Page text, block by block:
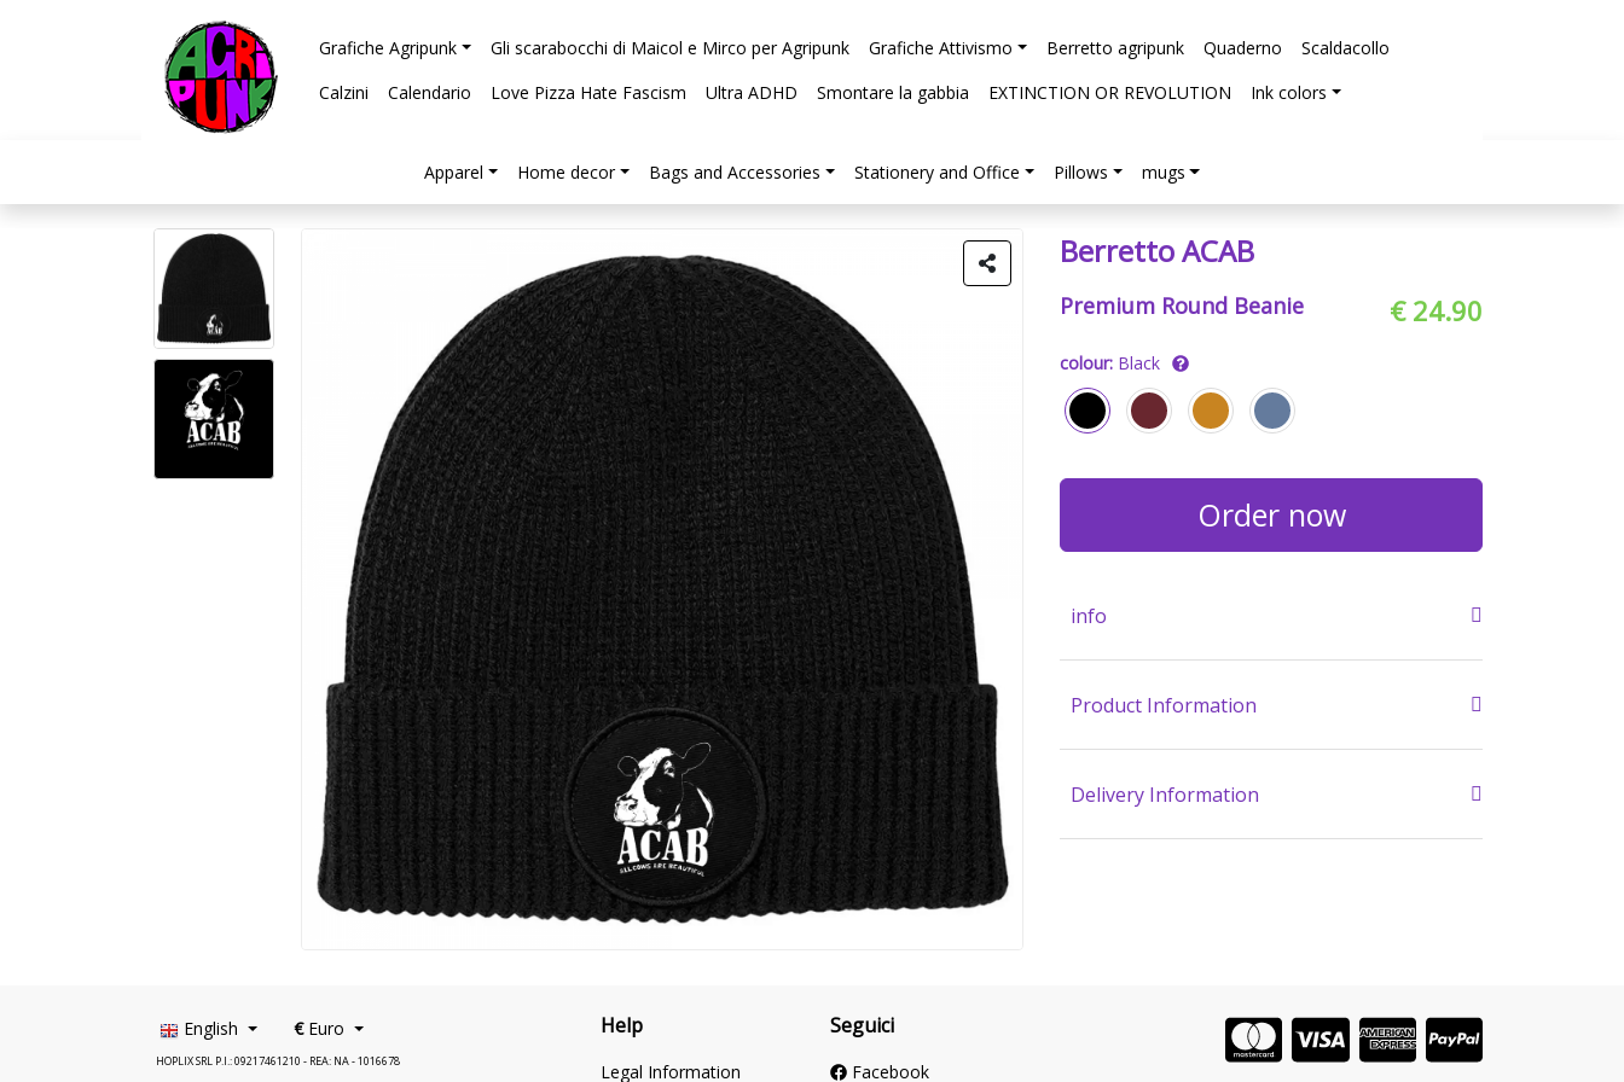
Grafiche Agripunk Gli scarabocchi di Maicol e Mirco per Agripunk Grafiche Attivismo Berretto agripunk Quaderno
Scaldacollo
Calzini
Calendario Love Pizza Hate Fascism Ultra ADHD Smontare la gabbia EXTINCTION OR REVOLUTION Ink colors
Apparel Home decor Bags and Accessories Stationery and Office Pillows mugs
Berretto ACAB
Premium Round Beanie € 24.90
colour: Black
Order now
info
Product Information
Delivery Information
English €Euro
HOPLIX SRL P.I.: 09217461210 - REA: NA - 1016678
Help
Legal Information
Seguici
Facebook